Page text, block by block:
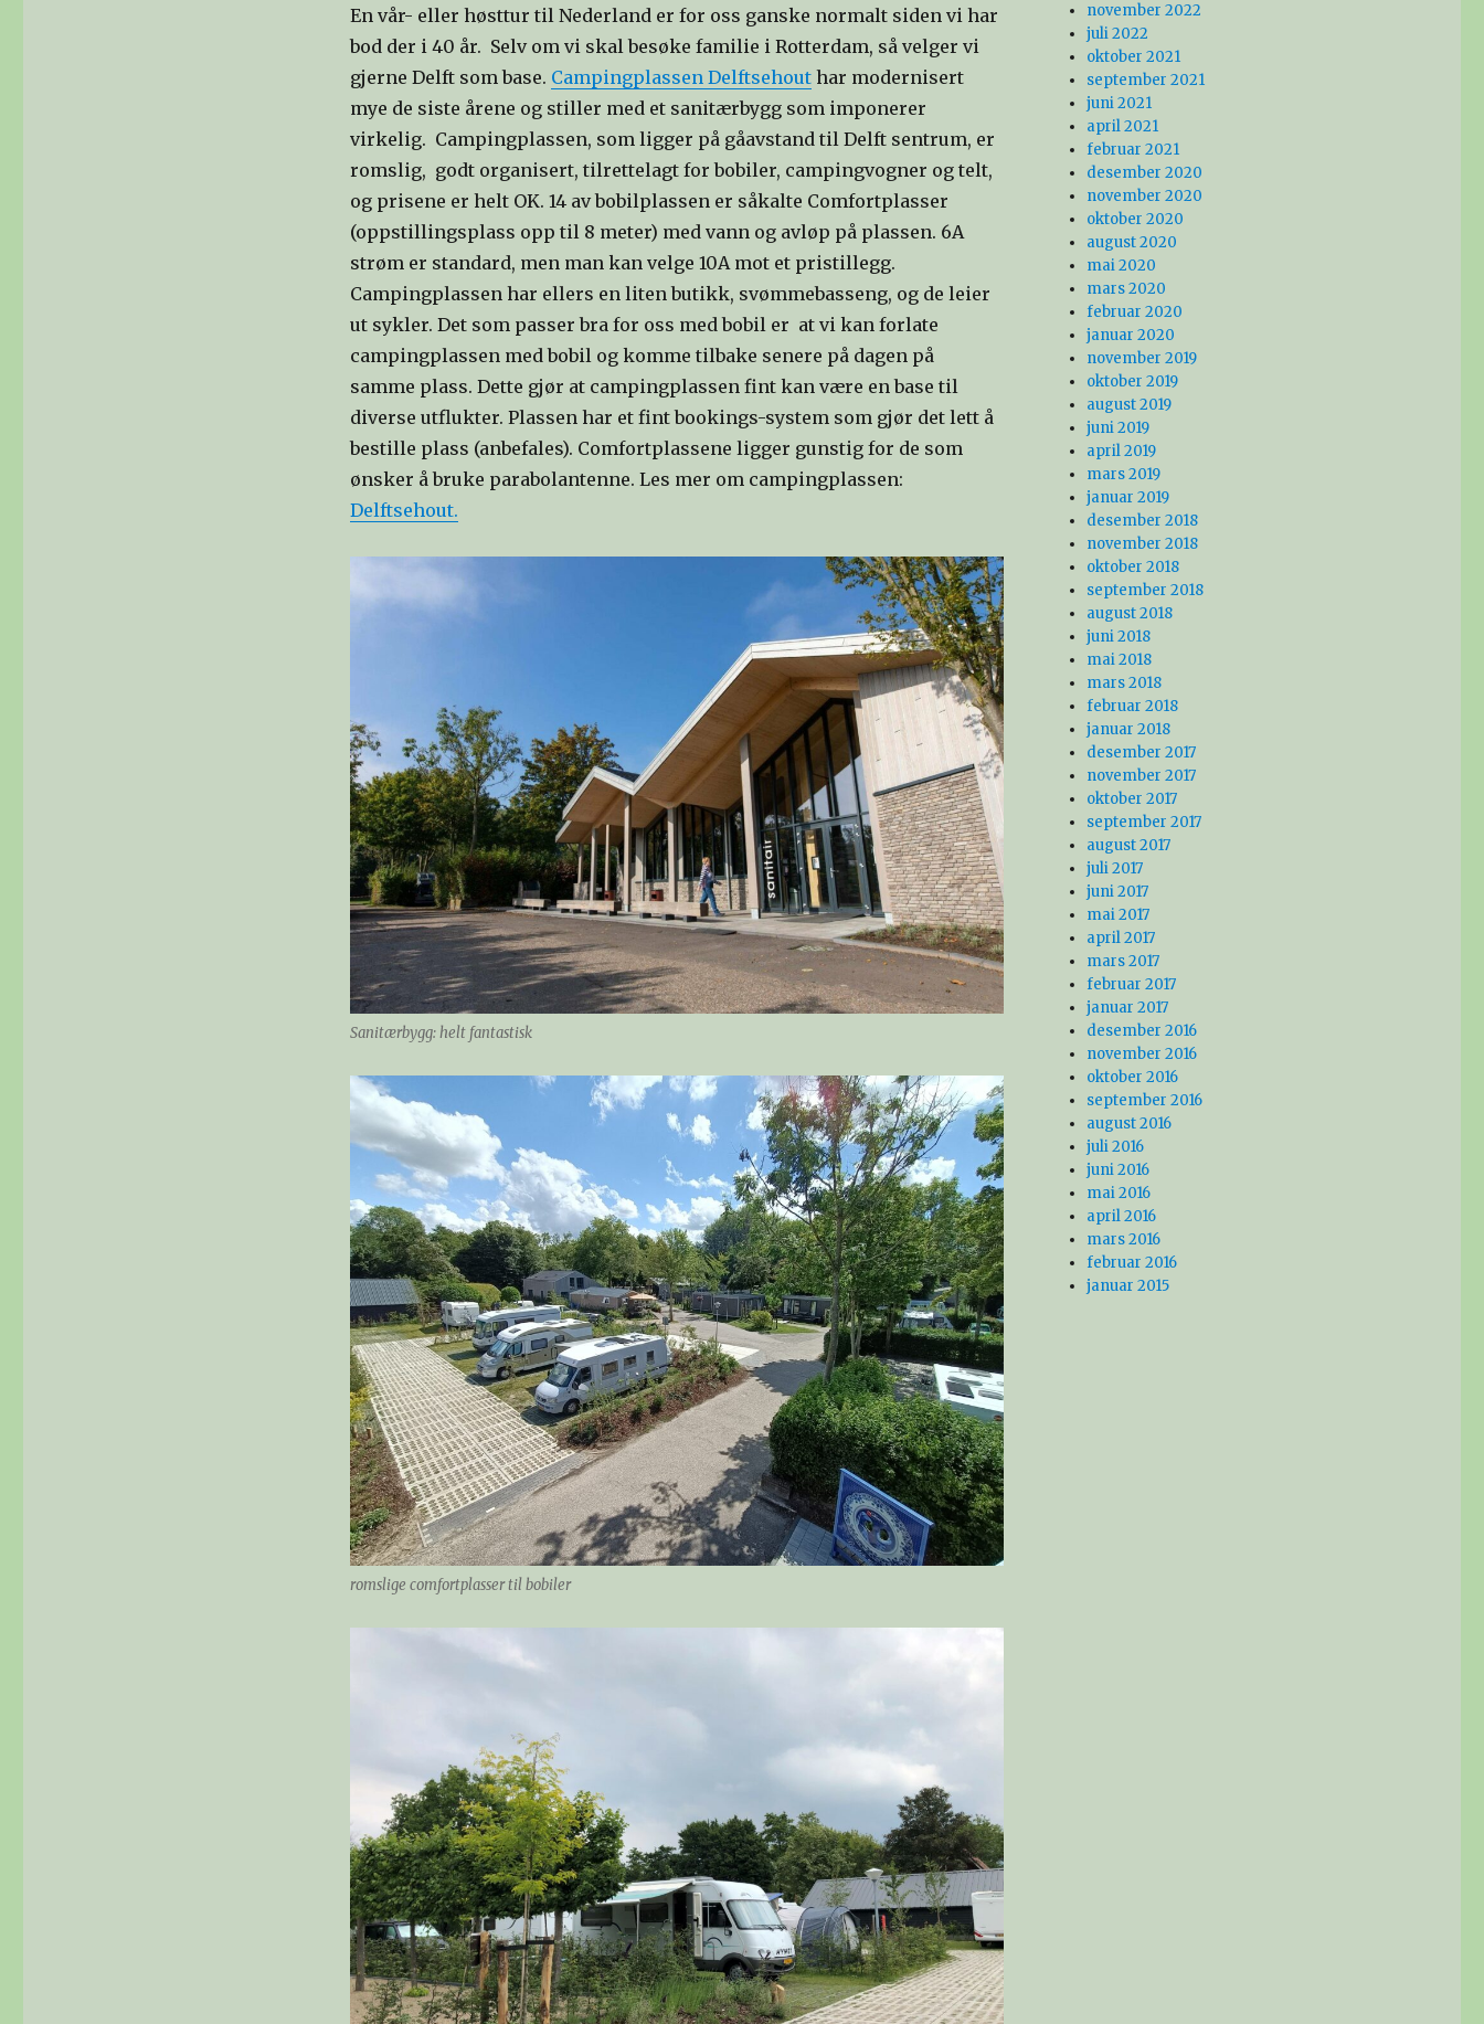
En vår- eller høsttur til Nederland er for oss ganske normalt siden vi har
bod der i 40 år. Selv om vi skal besøke familie i Rotterdam, så velger vi
gjerne Delft som base. Campingplassen Delftsehouthar modernisert
mye de siste årene og stiller med et sanitærbygg som imponerer
virkelig. Campingplassen, som ligger på gåavstand til Delft sentrum, er
romslig, godt organisert, tilrettelagt for bobiler, campingvogner og telt,
og prisene er helt OK. 14 av bobilplassen er såkalte Comfortplasser
(oppstillingsplass opp til 8 meter) med vann og avløp på plassen. 6A
strøm er standard, men man kan velge 10A mot et pristillegg.
Campingplassen har ellers en liten butikk, svømmebasseng, og de leier
ut sykler. Det som passer bra for oss med bobil er at vi kan forlate
campingplassen med bobil og komme tilbake senere på dagen på
samme plass. Dette gjør at campingplassen fint kan være en base til
diverse utflukter. Plassen har et fint bookings-system som gjør det lett å
bestille plass (anbefales). Comfortplassene ligger gunstig for de som
ønsker å bruke parabolantenne. Les mer om campingplassen:
Delftsehout.
Sanitærbygg: helt fantastisk
romslige comfortplasser til bobiler
november 2022
juli 2022
oktober 2021
september 2021
juni 2021
april 2021
februar 2021
desember 2020
november 2020
oktober 2020
august 2020
mai 2020
mars 2020
februar 2020
januar 2020
november 2019
oktober 2019
august 2019
juni 2019
april 2019
mars 2019
januar 2019
desember 2018
november 2018
oktober 2018
september 2018
august 2018
juni 2018
mai 2018
mars 2018
februar 2018
januar 2018
desember 2017
november 2017
oktober 2017
september 2017
august 2017
juli 2017
juni 2017
mai 2017
april 2017
mars 2017
februar 2017
januar 2017
desember 2016
november 2016
oktober 2016
september 2016
august 2016
juli 2016
juni 2016
mai 2016
april 2016
mars 2016
februar 2016
januar 2015